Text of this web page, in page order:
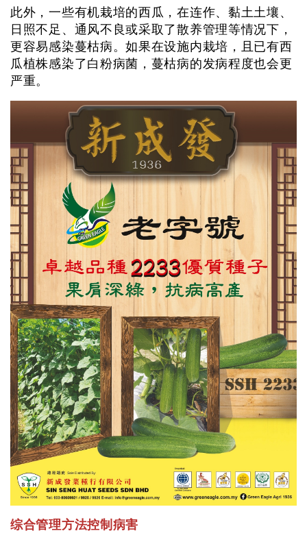
此外，一些有机栽培的西瓜，在连作、黏土土壤、
日照不足、通风不良或采取了散养管理等情况下，
更容易感染蔓枯病。如果在设施内栽培，且已有西
瓜植株感染了白粉病菌，蔓枯病的发病程度也会更
严重。
综合管理方法控制病害